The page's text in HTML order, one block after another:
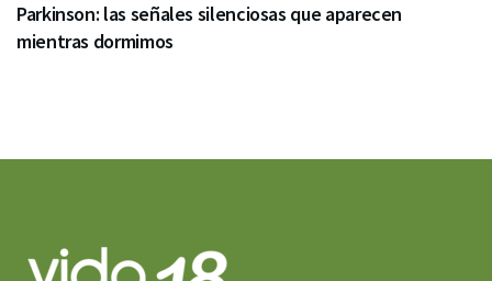
Parkinson: las señales silenciosas que aparecen
mientras dormimos